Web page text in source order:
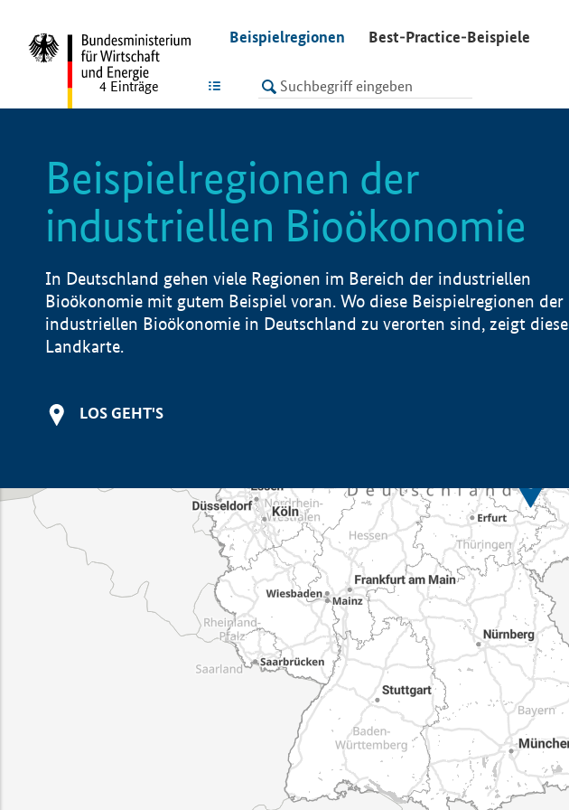
Beispielregionen Best-Practice-Beispiele
LISTE
4 Einträge
Beispielregionen der
industriellen Bioökonomie
In Deutschland gehen viele Regionen im Bereich der industriellen
Bioökonomie mit gutem Beispiel voran. Wo diese Beispielregionen der
industriellen Bioökonomie in Deutschland zu verorten sind, zeigt diese
Landkarte.
LOS GEHT'S